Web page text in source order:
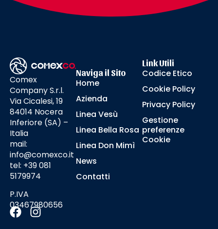
Comex
Company S.r.l.
Via Cicalesi, 19
84014 Nocera
Inferiore (SA) –
Italia
mail:
info@comexco.it
tel: +39 081
5179974
P.IVA
03467980656
Naviga il Sito
Home
Azienda
Linea Vesù
Linea Bella Rosa
Linea Don Mimì
News
Contatti
Link Utili
Codice Etico
Cookie Policy
Privacy Policy
Gestione
preferenze
Cookie